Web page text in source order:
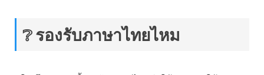
❔ รองรับภาษาไทยไหม